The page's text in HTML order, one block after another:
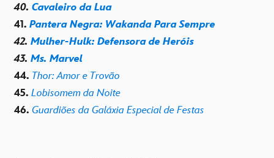
40. Cavaleiro da Lua
41. Pantera Negra: Wakanda Para Sempre
42. Mulher-Hulk: Defensora de Heróis
43. Ms. Marvel
44. Thor: Amor e Trovão
45. Lobisomem da Noite
46. Guardiões da Galáxia Especial de Festas